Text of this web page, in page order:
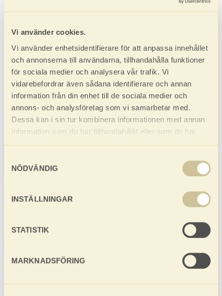
Vi använder cookies.
Vi använder enhetsidentifierare för att anpassa innehållet
och annonserna till användarna, tillhandahålla funktioner
för sociala medier och analysera vår trafik. Vi
vidarebefordrar även sådana identifierare och annan
information från din enhet till de sociala medier och
annons- och analysföretag som vi samarbetar med.
Dessa kan i sin tur kombinera informationen med annan
information som du har tillhandahållit eller som de har
samlat in när du har använt deras tjänster.
NÖDVÄNDIG
INSTÄLLNINGAR
STATISTIK
MARKNADSFÖRING